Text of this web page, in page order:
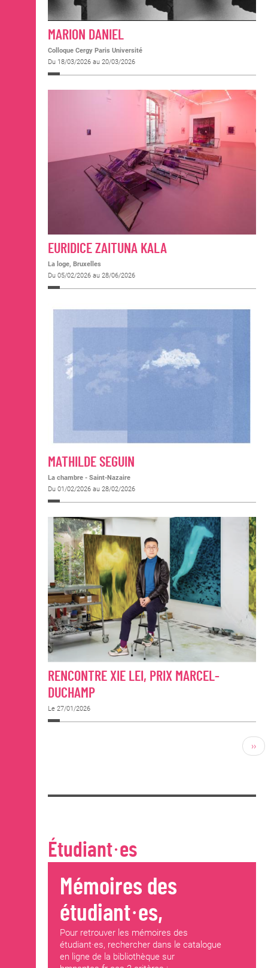
MARION DANIEL
Colloque Cergy Paris Université
Du 18/03/2026 au 20/03/2026
EURIDICE ZAITUNA KALA
La loge, Bruxelles
Du 05/02/2026 au 28/06/2026
MATHILDE SEGUIN
La chambre - Saint-Nazaire
Du 01/02/2026 au 28/02/2026
RENCONTRE XIE LEI, PRIX MARCEL-
DUCHAMP
Le 27/01/2026
››
Étudiant·es
Mémoires des
étudiant·es,
Pour retrouver les mémoires des
étudiant·es, rechercher dans le catalogue
en ligne de la bibliothèque sur